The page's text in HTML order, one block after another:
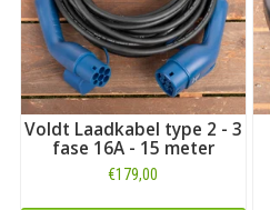
Voldt Laadkabel type 2 - 3
fase 16A - 15 meter
€179,00